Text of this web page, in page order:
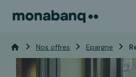
Vous êtes ici:
Accueil Nos offres Epargne